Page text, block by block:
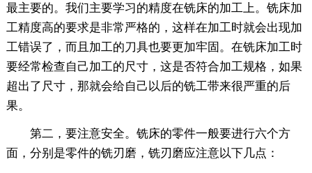
最主要的。我们主要学习的精度在铣床的加工上。铣床加
工精度高的要求是非常严格的，这样在加工时就会出现加
工错误了，而且加工的刀具也要更加牢固。在铣床加工时
要经常检查自己加工的尺寸，这是否符合加工规格，如果
超出了尺寸，那就会给自己以后的铣工带来很严重的后
果。
第二，要注意安全。铣床的零件一般要进行六个方
面，分别是零件的铣刃磨，铣刃磨应注意以下几点：